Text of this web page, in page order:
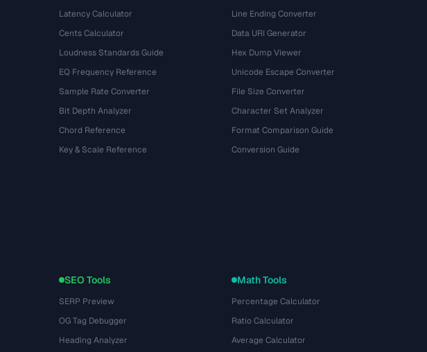
Latency Calculator
Cents Calculator
Loudness Standards Guide
EQ Frequency Reference
Sample Rate Converter
Bit Depth Analyzer
Chord Reference
Key & Scale Reference
Line Ending Converter
Data URI Generator
Hex Dump Viewer
Unicode Escape Converter
File Size Converter
Character Set Analyzer
Format Comparison Guide
Conversion Guide
SEO Tools
SERP Preview
OG Tag Debugger
Heading Analyzer
Math Tools
Percentage Calculator
Ratio Calculator
Average Calculator